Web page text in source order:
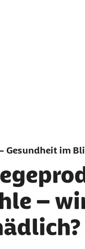
Gesundheit im
–